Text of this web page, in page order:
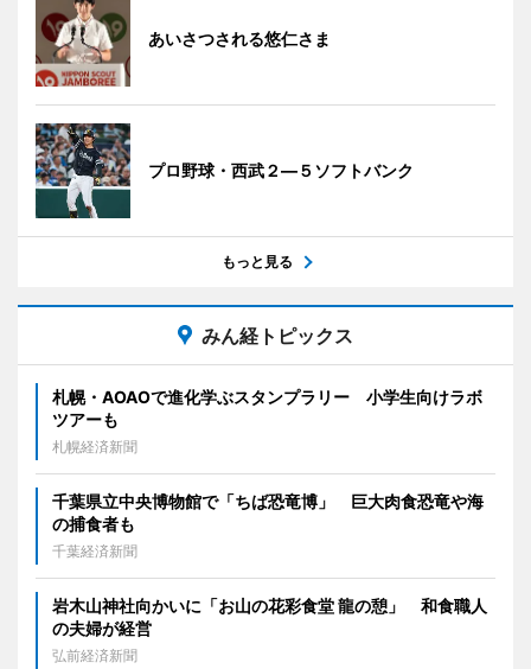
あいさつされる悠仁さま
プロ野球・西武２―５ソフトバンク
もっと見る
みん経トピックス
札幌・AOAOで進化学ぶスタンプラリー 小学生向けラボ
ツアーも
札幌経済新聞
千葉県立中央博物館で「ちば恐竜博」 巨大肉食恐竜や海
の捕食者も
千葉経済新聞
岩木山神社向かいに「お山の花彩食堂 龍の憩」 和食職人
の夫婦が経営
弘前経済新聞